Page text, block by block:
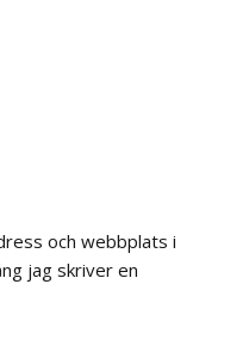
och webbplats i
jag skriver en